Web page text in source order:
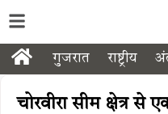
गुजरात राष्ट्रीय
चोरवीरा सीम क्षेत्र से